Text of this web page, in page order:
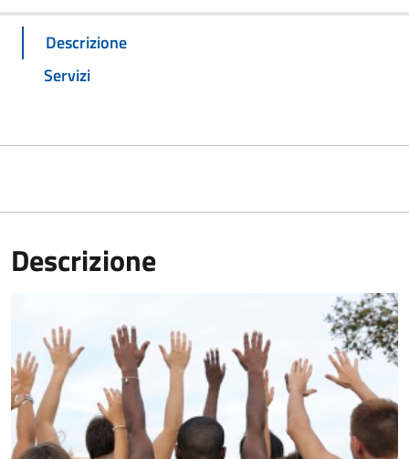
Descrizione
Servizi
Descrizione